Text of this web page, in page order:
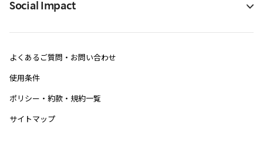
Social Impact
よくあるご質問・お問い合わせ
使用条件
ポリシー・約款・規約一覧
サイトマップ